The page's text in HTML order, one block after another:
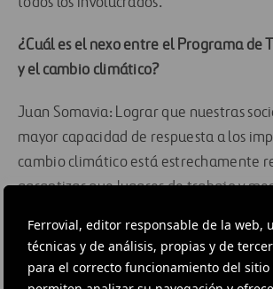
Ferrovial, editor responsable de la web,
técnicas y de análisis, propias y de
para el correcto funcionamiento del sitio
¿Cuál es el nexo entre el Programa de
y el cambio climático?
Juan Somavia: Lograr que nuestras
mayor capacidad de respuesta a los
cambio climático está estrechamente
garantizar que lugares de trabajo y
ambientales así como financieras nos
las personas que viven al borde la